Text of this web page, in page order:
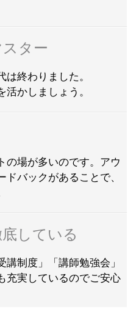
ター
終わりました。
かしましょう。
の場が多いのです。アウ
ドバックがあることで、
している
講制度」「講師勉強会」
充実しているのでご安心